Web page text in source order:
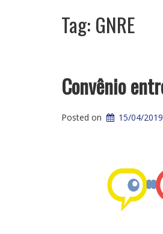
Tag: GNRE
Convênio
Posted on 15/04/2019